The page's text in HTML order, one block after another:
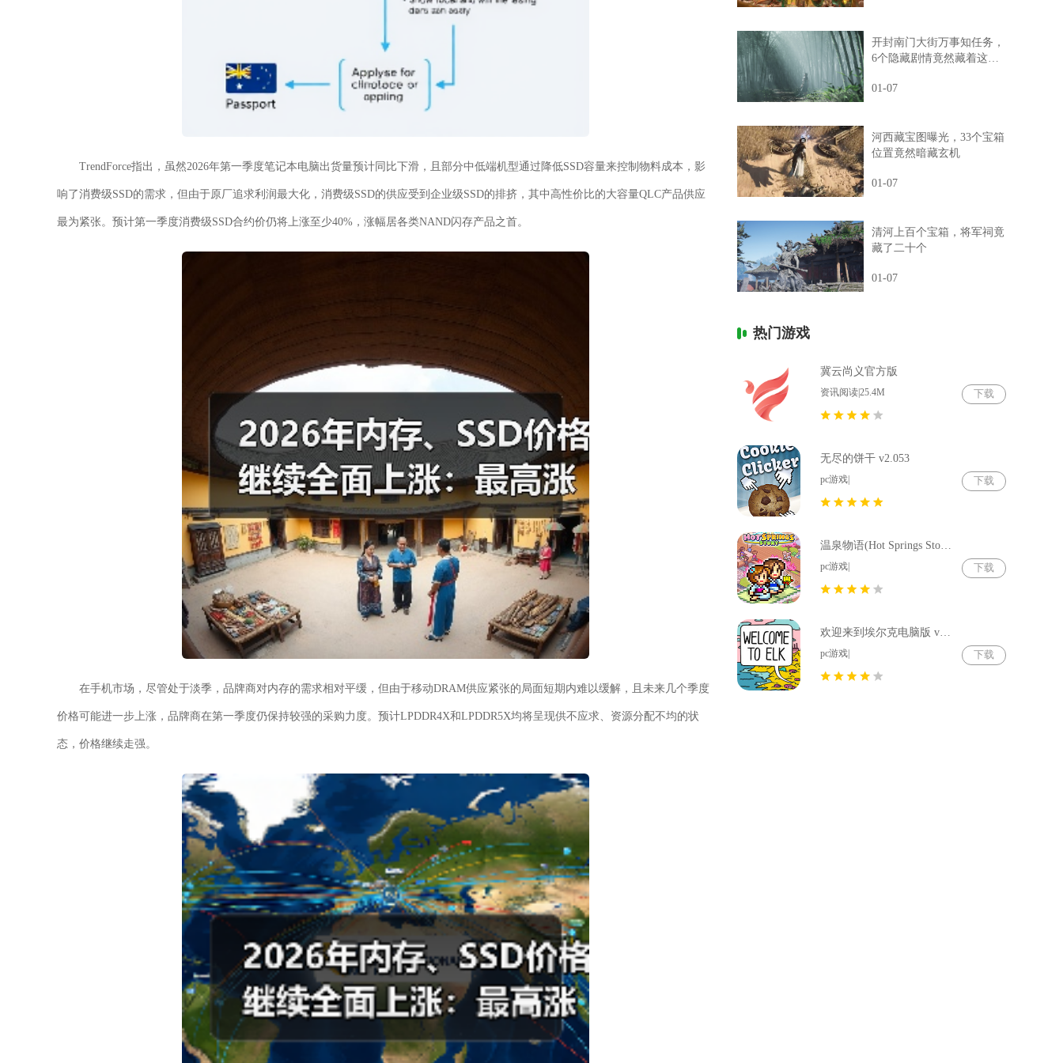
TrendForce指出，虽然2026年第一季度笔记本电脑出货量预计同比下滑，且部分中低端机型通过降低SSD容量来控制物料成本，影
响了消费级SSD的需求，但由于原厂追求利润最大化，消费级SSD的供应受到企业级SSD的排挤，其中高性价比的大容量QLC产品供应
最为紧张。预计第一季度消费级SSD合约价仍将上涨至少40%，涨幅居各类NAND闪存产品之首。
在手机市场，尽管处于淡季，品牌商对内存的需求相对平缓，但由于移动DRAM供应紧张的局面短期内难以缓解，且未来几个季度
价格可能进一步上涨，品牌商在第一季度仍保持较强的采购力度。预计LPDDR4X和LPDDR5X均将呈现供不应求、资源分配不均的状
态，价格继续走强。
开封南门大街万事知任务，
6个隐藏剧情竟然藏着这样
01-07
河西藏宝图曝光，33个宝箱
位置竟然暗藏玄机
01-07
清河上百个宝箱，将军祠竟
藏了二十个
01-07
热门游戏
冀云尚义官方版
资讯阅读|25.4M 下载
无尽的饼干 v2.053
pc游戏| 下载
温泉物语(Hot Springs Story) v2.79
pc游戏| 下载
欢迎来到埃尔克电脑版 v1.22.4
pc游戏| 下载